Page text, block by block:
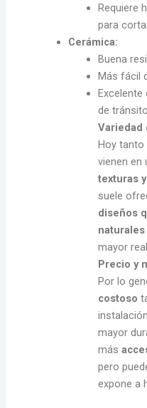
Requiere
para
Cerámica:
Buena
Más fácil
de
Variedad
Hoy
vienen en
texturas
suele
diseños
naturales
mayor
Precio y
Por lo
costoso
mayor
más
pero
expone a